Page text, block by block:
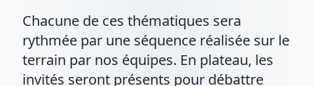
Chacune de ces thématiques sera
rythmée par une séquence réalisée sur le
terrain par nos équipes. En plateau, les
invités seront présents pour débattre